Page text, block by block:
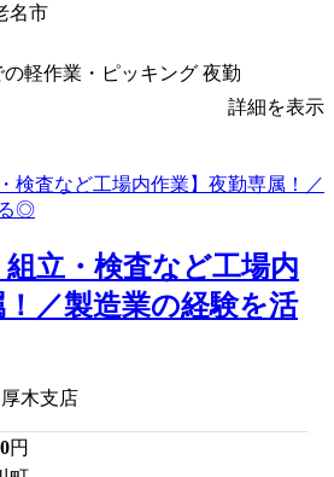
名市
軽作業・ピッキング 夜勤
詳細を表示
組立・検査など工場内
／製造業の経験を活
木支店
円